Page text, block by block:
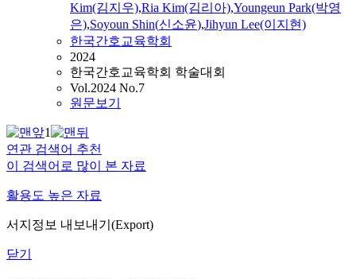
Kim(김지우),Ria Kim(김리아),Youngeun Park(박영
은),Soyoun Shin(신소윤),Jihyun Lee(이지현)
한국간호교육학회
2024
한국간호교육학회 학술대회
Vol.2024 No.7
원문보기
1
연관 검색어 추천
이 검색어로 많이 본 자료
활용도 높은 자료
서지정보 내보내기(Export)
닫기